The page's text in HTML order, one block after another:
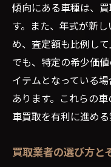
傾向にある車種は、
す。また、年式が新
め、査定額も比例し
でも、特定の希少価
イテムとなっている
あります。これらの
車買取を有利に進める
買取業者の選び方と